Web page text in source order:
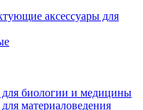
аксессуары для
биологии и медицины
материаловедения